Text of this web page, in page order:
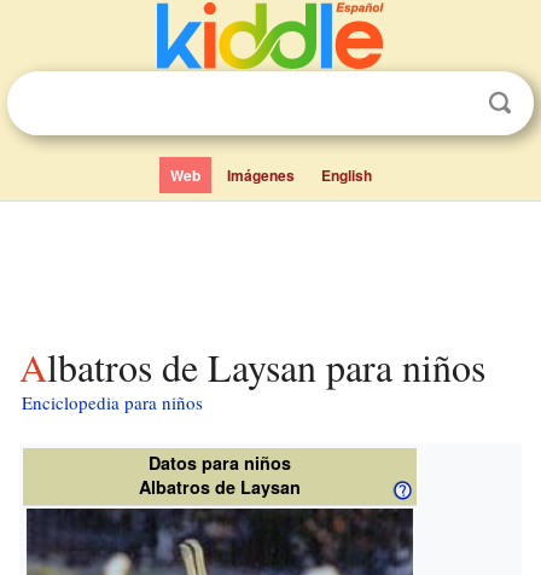
Web Imágenes English
Albatros de Laysan para niños
Enciclopedia para niños
Datos para niños
Albatros de Laysan